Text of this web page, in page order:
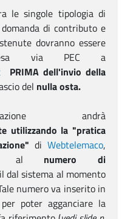
le singole tipologia di
di contributo e
dovranno essere
via PEC a
PRIMA dell'invio della
del nulla osta.
andrà
utilizzando la "pratica
di Webtelemaco,
al numero di
dal sistema al momento
numero va inserito in
poter agganciare la